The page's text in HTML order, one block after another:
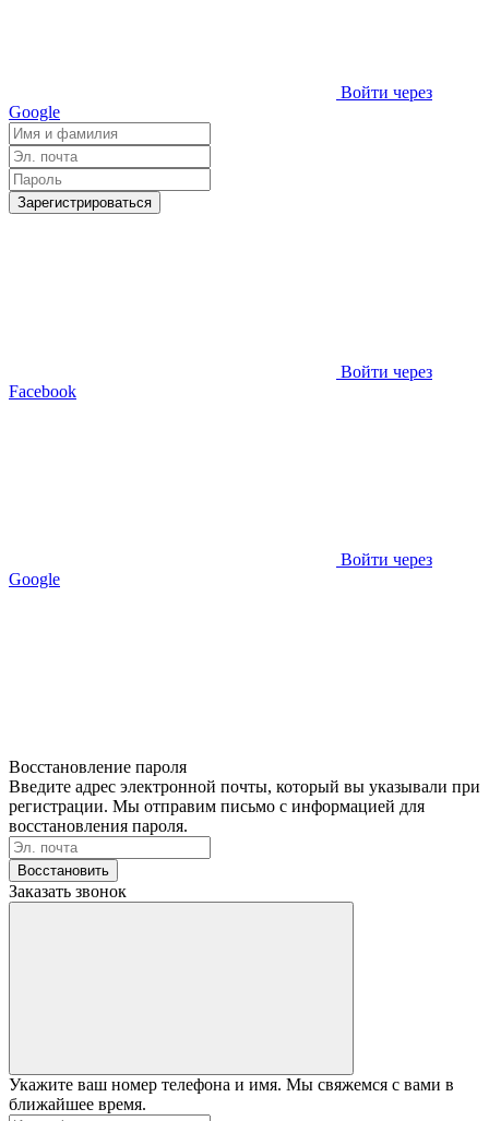
Войти через
Google
Зарегистрироваться
Войти через
Facebook
Войти через
Google
Восстановление пароля
Введите адрес электронной почты, который вы указывали при
регистрации. Мы отправим письмо с информацией для
восстановления пароля.
Восстановить
Заказать звонок
Укажите ваш номер телефона и имя. Мы свяжемся с вами в
ближайшее время.